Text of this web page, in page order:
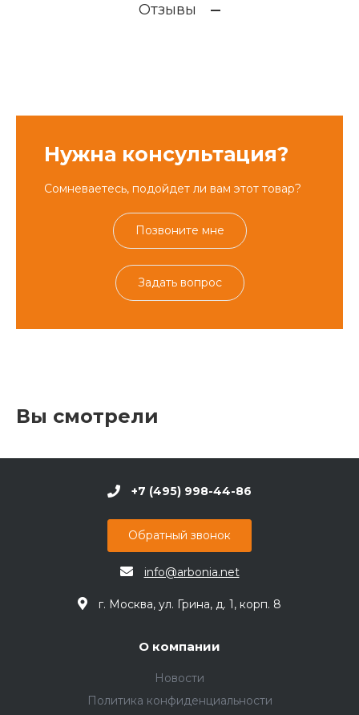
Отзывы
Нужна консультация?
Сомневаетесь, подойдет ли вам этот товар?
Позвоните мне
Задать вопрос
Вы смотрели
+7 (495) 998-44-86
Обратный звонок
info@arbonia.net
г. Москва, ул. Грина, д. 1, корп. 8
О компании
Новости
Политика конфиденциальности